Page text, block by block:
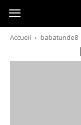
Australia-
australie.com
Accueil babatunde8